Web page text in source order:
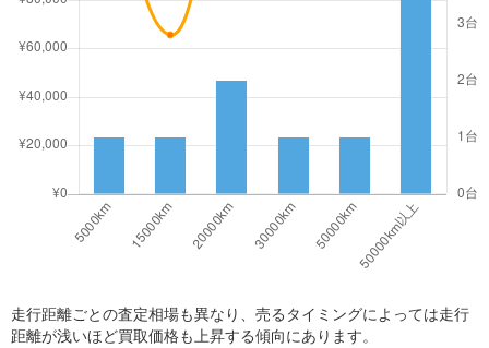
走行距離ごとの査定相場も異なり、売るタイミングによっては走行
距離が浅いほど買取価格も上昇する傾向にあります。